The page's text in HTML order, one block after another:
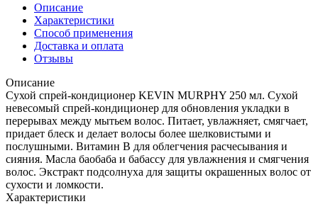
Описание
Характеристики
Способ применения
Доставка и оплата
Отзывы
Описание
Сухой спрей-кондиционер KEVIN MURPHY 250 мл. Сухой
невесомый cпрей-кондиционер для обновления укладки в
перерывах между мытьем волос. Питает, увлажняет, смягчает,
придает блеск и делает волосы более шелковистыми и
послушными. Витамин В для облегчения расчесывания и
сияния. Масла баобаба и бабассу для увлажнения и смягчения
волос. Экстракт подсолнуха для защиты окрашенных волос от
сухости и ломкости.
Характеристики